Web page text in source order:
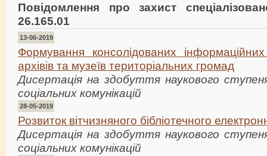
Повідомлення про захист
26.165.01
13-06-2019
Формування консолідованих інформаційних
архівів та музеїв територіальних громад
Дисертація на здобуття наукового
соціальних комунікацій
28-05-2019
Розвиток вітчизняного бібліотечного
Дисертація на здобуття наукового
соціальних комунікацій